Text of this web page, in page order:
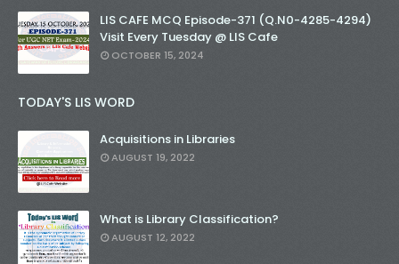
LIS CAFE MCQ Episode-371 (Q.N0-4285-4294)
Visit Every Tuesday @ LIS Cafe
OCTOBER 15, 2024
TODAY'S LIS WORD
Acquisitions in Libraries
AUGUST 19, 2022
What is Library Classification?
AUGUST 12, 2022